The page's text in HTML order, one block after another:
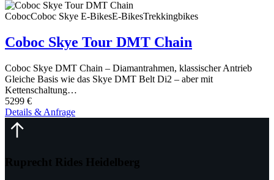
CobocCoboc Skye E-BikesE-BikesTrekkingbikes
Coboc Skye Tour DMT Chain
Coboc Skye DMT Chain – Diamantrahmen, klassischer Antrieb
Gleiche Basis wie das Skye DMT Belt Di2 – aber mit
Kettenschaltung…
5299 €
Details & Anfrage
Ruprecht Rides Heidelberg